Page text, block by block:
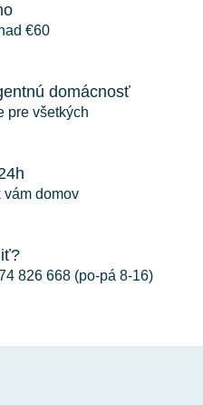
d
€60
domácnosť
pre všetkých
vám domov
826 668 (po-pá 8-16)